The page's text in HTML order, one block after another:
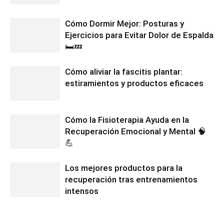
Cómo Dormir Mejor: Posturas y
Ejercicios para Evitar Dolor de Espalda
🛏️💤
Cómo aliviar la fascitis plantar:
estiramientos y productos eficaces
Cómo la Fisioterapia Ayuda en la
Recuperación Emocional y Mental 🧠
💪
Los mejores productos para la
recuperación tras entrenamientos
intensos